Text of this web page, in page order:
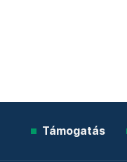
Támogatás